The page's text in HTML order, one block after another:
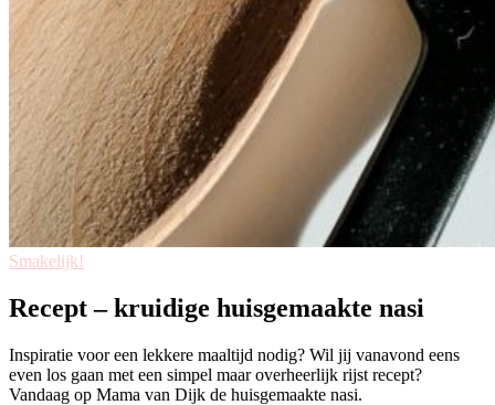
Smakelijk!
Recept – kruidige huisgemaakte nasi
Inspiratie voor een lekkere maaltijd nodig? Wil jij vanavond eens
even los gaan met een simpel maar overheerlijk rijst recept?
Vandaag op Mama van Dijk de huisgemaakte nasi.